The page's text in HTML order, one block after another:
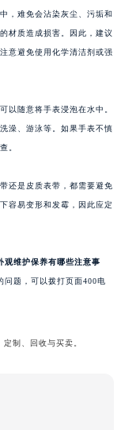
难免会沾染灰尘、污垢和
材质造成损害。因此，建议
意避免使用化学清洁剂或强
随意将手表浸泡在水中。
澡、游泳等。如果手表不慎
。
是皮质表带，都需要避免
容易变形和发霉，因此应定
观维护保养有哪些注意事
问题，可以拨打页面400电